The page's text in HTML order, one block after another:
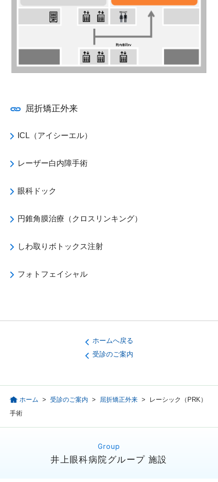
屈折矯正外来
ICL（アイシーエル）
レーザー白内障手術
眼科ドック
円錐角膜治療（クロスリンキング）
しわ取りボトックス注射
フォトフェイシャル
受診のご案内
ホームへ戻る
ホーム > 受診のご案内 > 屈折矯正外来 >
レーシック（PRK）
手術
井上眼科病院グループ 施設